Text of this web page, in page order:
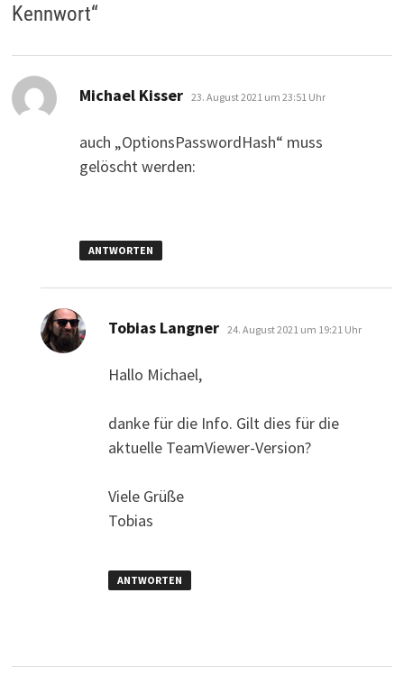
Kennwort“
Michael Kisser sagt:
23. August 2021 um 23:51 Uhr
auch „OptionsPasswordHash“ muss
gelöscht werden:
ANTWORTEN
Tobias Langner sagt:
24. August 2021 um 19:21 Uhr
Hallo Michael,
danke für die Info. Gilt dies für die
aktuelle TeamViewer-Version?
Viele Grüße
Tobias
ANTWORTEN